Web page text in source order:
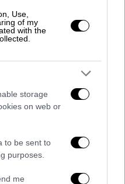
Use,
of my
with the
storage
on web or
to be sent to
purposes.
me
μεγάλους. Συνταγή
με γέμιση από